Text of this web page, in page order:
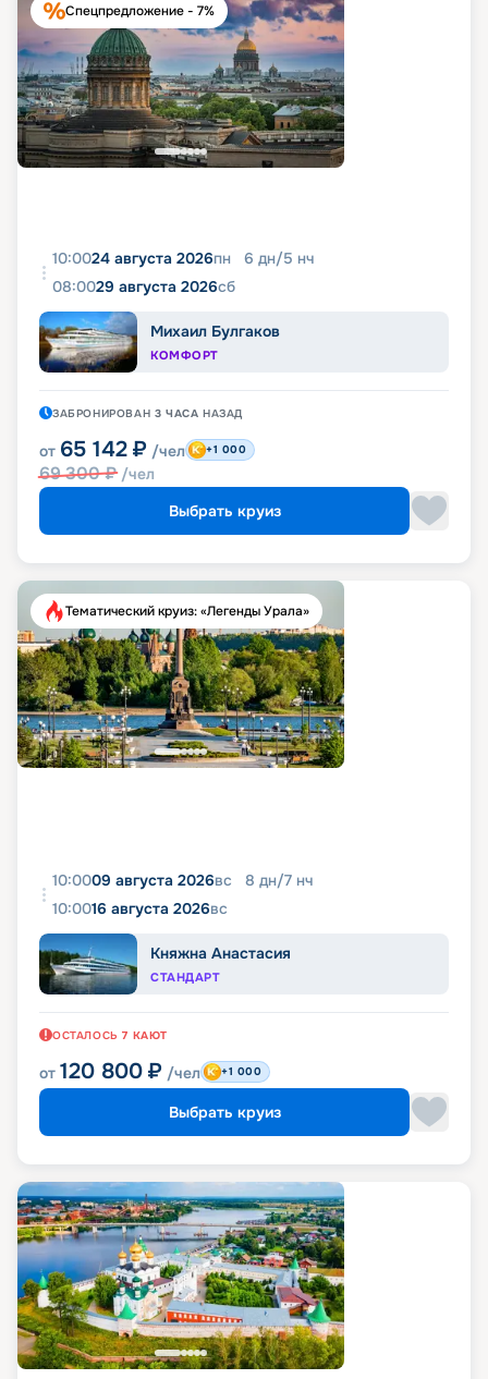
Спецпредложение - 7%
10:0024 августа 2026пн 6 дн/5 нч
08:0029 августа 2026сб
Михаил Булгаков
КОМФОРТ
ЗАБРОНИРОВАН 3 ЧАСА НАЗАД
от 65 142 ₽ /чел
69 300₽ /чел
+1 000
Выбрать круиз
Тематический круиз: «Легенды Урала»
10:0009 августа 2026вс 8 дн/7 нч
10:0016 августа 2026вс
Княжна Анастасия
СТАНДАРТ
ОСТАЛОСЬ 7 КАЮТ
от 120 800 ₽ /чел +1 000
Выбрать круиз